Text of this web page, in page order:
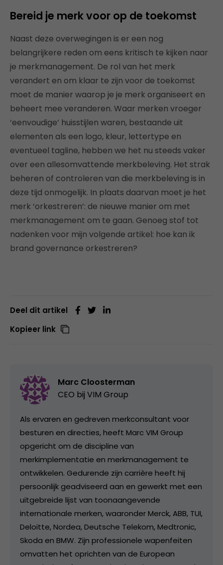
Bereid je merk voor op de toekomst
Naast deze overwegingen is er een nog
belangrijkere reden om eens kritisch te kijken naar
je merkmanagement. De rol van het merk
verandert en om klaar te zijn voor de toekomst
moet de manier waarop je je merk organiseert en
beheert mee veranderen. Waar merken vroeger
‘eenvoudige’ huisstijlen waren, bestaande uit
elementen als een logo, kleur, lettertype en
eventueel tagline, hebben we het nu steeds vaker
over een allesomvattende merkbeleving. Het strak
beheren of controleren van die merkbeleving is in
deze tijd onmogelijk. In plaats daarvan moet je het
merk ‘orkestreren’: de nieuwe manier om met
merkmanagement om te gaan. Genoeg stof tot
nadenken voor mijn volgende artikel: hoe kan ik
brand governance orkestreren?
Deel dit artikel
Kopieer link
Marc Cloosterman
CEO bij VIM Group
Als ervaren en gedreven merkconsultant voor
besturen en directies, heeft Marc VIM Group
opgericht om de discipline van
merkimplementatie en merkmanagement te
ontwikkelen. Gedurende zijn carrière heeft hij
persoonlijk geadviseerd aan en gewerkt met een
uitgebreide lijst van toonaangevende
internationale merken, waaronder Merck, ABB, TUI,
Deloitte, Nordea, Deutsche Telekom, Medtronic,
Skoda en BMW. Zijn professionele wapenfeiten
omvatten het oprichten van de European